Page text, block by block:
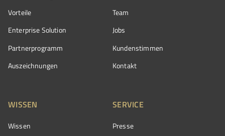
Vorteile
Enterprise Solution
Partnerprogramm
Auszeichnungen
Team
Jobs
Kundenstimmen
Kontakt
WISSEN
Wissen
SERVICE
Presse